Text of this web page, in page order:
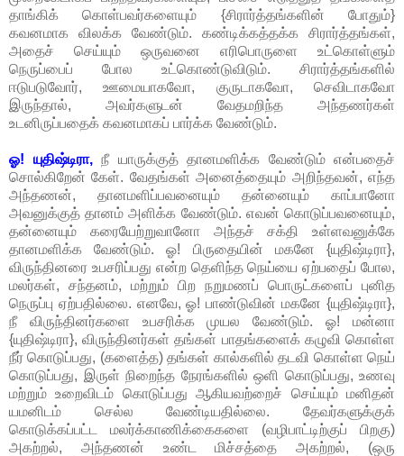
தாங்கிக் கொள்பவர்களையும் {சிரார்த்தங்களின் போதும்}
கவனமாக விலக்க வேண்டும். கண்டிக்கத்தக்க சிரார்த்தங்கள்,
அதைச் செய்யும் ஒருவனை எரிபொருளை உட்கொள்ளும்
நெருப்பைப் போல உட்கொண்டுவிடும். சிரார்த்தங்களில்
ஈடுபடுவோர், ஊமையாகவோ, குருடாகவோ, செவிடாகவோ
இருந்தால், அவர்களுடன் வேதமறிந்த அந்தணர்கள்
உடனிருப்பதைக் கவனமாகப் பார்க்க வேண்டும்.
ஓ! யுதிஷ்டிரா,நீ யாருக்குத் தானமளிக்க வேண்டும் என்பதைச்
சொல்கிறேன் கேள். வேதங்கள் அனைத்தையும் அறிந்தவன், எந்த
அந்தணன், தானமளிப்பவனையும் தன்னையும் காப்பானோ
அவனுக்குத் தானம் அளிக்க வேண்டும். எவன் கொடுப்பவனையும்,
தன்னையும் கரையேற்றுவானோ அந்தச் சக்தி உள்ளவனுக்கே
தானமளிக்க வேண்டும். ஓ! பிருதையின் மகனே {யுதிஷ்டிரா},
விருந்தினரை உபசரிப்பது என்ற தெளிந்த நெய்யை ஏற்பதைப் போல,
மலர்கள், சந்தனம், மற்றும் பிற நறுமணப் பொருட்களைப் புனித
நெருப்பு ஏற்பதில்லை. எனவே, ஓ! பாண்டுவின் மகனே {யுதிஷ்டிரா},
நீ விருந்தினர்களை உபசரிக்க முயல வேண்டும். ஓ! மன்னா
{யுதிஷ்டிரா}, விருந்தினர்கள் தங்கள் பாதங்களைக் கழுவி கொள்ள
நீர் கொடுப்பது, (களைத்த) தங்கள் கால்களில் தடவி கொள்ள நெய்
கொடுப்பது, இருள் நிறைந்த நேரங்களில் ஒளி கொடுப்பது, உணவு
மற்றும் உறைவிடம் கொடுப்பது ஆகியவற்றைச் செய்யும் மனிதன்
யமனிடம் செல்ல வேண்டியதில்லை. தேவர்களுக்குக்
கொடுக்கப்பட்ட மலர்க்காணிக்கைகளை (வழிபாட்டிற்குப் பிறகு)
அகற்றல், அந்தணன் உண்ட மிச்சத்தை அகற்றல், (ஒரு